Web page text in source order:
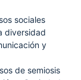
sociales
diversidad
y
de semiosis